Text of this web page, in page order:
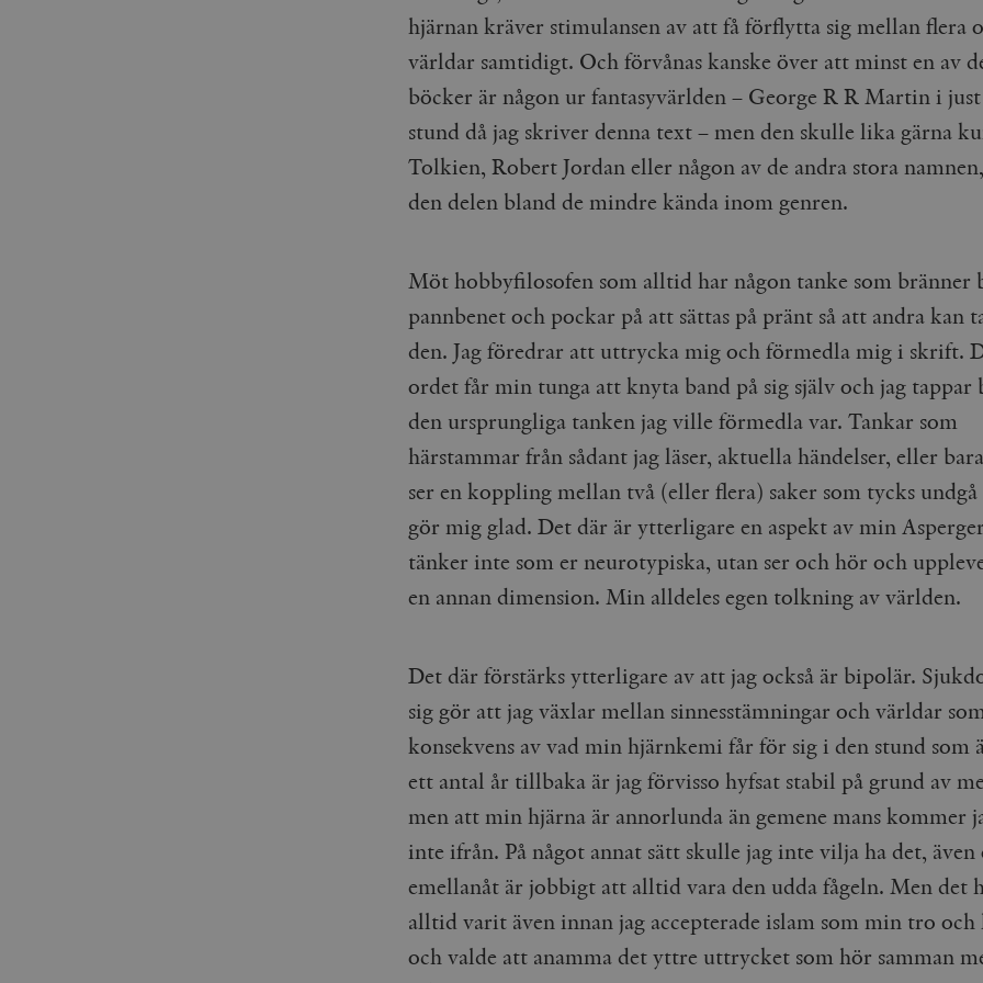
hjärnan kräver stimulansen av att få förflytta sig mellan flera
världar samtidigt. Och förvånas kanske över att minst en av
böcker är någon ur fantasyvärlden – George R R Martin i
stund då jag skriver denna text – men den skulle lika gärna
Tolkien, Robert Jordan eller någon av de andra stora
den delen bland de mindre kända inom genren.
Möt hobbyfilosofen som alltid har någon tanke som bränner
pannbenet och pockar på att sättas på pränt så att andra kan
den. Jag föredrar att uttrycka mig och förmedla mig i skrift.
ordet får min tunga att knyta band på sig själv och jag tappar
den ursprungliga tanken jag ville förmedla var. Tankar som
härstammar från sådant jag läser, aktuella händelser, eller
ser en koppling mellan två (eller flera) saker som tycks undgå
gör mig glad. Det där är ytterligare en aspekt av min
tänker inte som er neurotypiska, utan ser och hör och
en annan dimension. Min alldeles egen tolkning av världen.
Det där förstärks ytterligare av att jag också är bipolär.
sig gör att jag växlar mellan sinnesstämningar och världar
konsekvens av vad min hjärnkemi får för sig i den stund som
ett antal år tillbaka är jag förvisso hyfsat stabil på grund av
men att min hjärna är annorlunda än gemene mans kom­mer
inte ifrån. På något annat sätt skulle jag inte vilja ha det,
emellanåt är jobbigt att alltid vara den udda fågeln. Men det
alltid varit även innan jag accepterade islam som min tro
och valde att anamma det yttre uttrycket som hör samman
timbro.se
ändras.
wp_woocommerce_session_[abcdef0123456789]
timbro.se 2 dagar
Cloudflare
.myfonts.net
Denna cookie används för att skilja
Detta är fördelaktigt för webbplatsen
rapporter om användningen av deras
_hjAbsoluteSessionInProgress
Hotjar Ltd
30
Cookien är inställd så att Hotjar kan
ingen identifierbar information.
Leverantör
Utgång Beskrivning
Google LLC
.timbro.se
månad
Detta cookie-namn är associerat med Google
en viktig uppdatering av Googles mer vanliga
används för att särskilja unika användare genom
sidförfrågan på en webbplats och används för
.timbro.se
1 dag
Denna cookie ställs in av Google Analytics. Den
unikt värde för varje besökt sida och används för
sidvisningar.
_gat_UA-19195086-1 .timbro.se
54
Detta är en mönstertyps-cookie som har ställts in
kontot eller webbplatsen det hänför sig till. Det
månad
sessionstillståndet.
_hjSessionUser_675006 .timbro.se 1 år
_hjIncludedInSessionSample_675006 .timbro.se
2
minuter
_hjSession_675006 .timbro.se
30
Leverantör /
Utgång Beskrivning
.youtube.com
Denna cookie ställs in av YouTube för att spåra visningar av
VISITOR_INFO1_LIVE
Google LLC
.youtube.com
månader
Denna cookie ställs in av Youtube för att hålla reda på
Youtube-videor inbäddade i webbplatser; den kan också
Mailchimp
timbro.se
Inc.
.podbean.com
minuter
Denna cookie används för att skilja mellan människor och
för webbplatsen för att göra giltiga rapporter om
Vimeo.com
.vimeo.com
1 år 1
Dessa kakor används av Vimeo-videospelaren på